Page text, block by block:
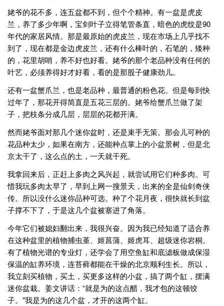
姥爷的花不多，连五盆都不到，但个个精神。有一盆是虎皮
兰，养了多少年啊，宝剑叶子立得笔管条直，暗色的虎纹是90
年代的家居风情。那是最原始的虎皮兰，现在市场上几乎找不
到了，现在都是金边虎皮兰，还有什么棒叶的，石笔的，矮种
的，花里胡哨，养不好也好看。姥爷的那个老品种没有任何的
叶艺，必须养得好才好看，看的是那股子健康劲儿。
还有一盆蟹爪兰，也是老品种，最普通的粉色花。但是每到快
过年了，那花开得简直是五花三层的。姥爷给蟹爪兰做了架
子，把枝条分成几层，层层的花都开满。
然而姥爷面对那几个迷你盆时，还是束手无策。那会儿可种的
花品种太少，如果在南方，还能种点掌上的小盆景树，但是北
京太干了，这么点的土，一天就干死。
我拿回来后，正赶上多肉之风兴起，就尝试用它们种多肉。可
惜我玩多肉太早了，早到上网一搜景天，出来的全是仙剑奇侠
传。所以没什么迷你品种可选。种了个花月夜，很快就长到盆
子撑不下了，于是这几个盆被塞进了角落。
今年它们被媳妇翻出来，我很兴奋。因为我已经知道了适合养
在这种盆里的植物捕虫堇、姬菖蒲、姬虎耳、超级迷你岩桐。
有了植物光谱的专业灯，还学会了用空鱼缸和底滤板做成保湿
保温的缸养环境，连苔藓都能在干燥的北京顺利生长。所以，
我立刻买植物，买土，买更多这样的小盆，搞了两个缸，摆满
迷你盆栽。姜文讲话：“就是为的这点醋，我才包的这顿饺
子。"我是为的这几个盆，才开的这两个缸。